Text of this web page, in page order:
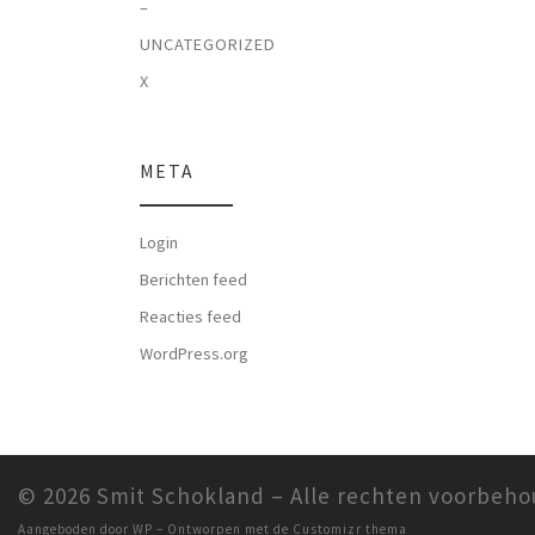
–
UNCATEGORIZED
X
META
Login
Berichten feed
Reacties feed
WordPress.org
© 2026 Smit Schokland – Alle rechten
Aangeboden door WP – Ontworpen met de Customizr thema